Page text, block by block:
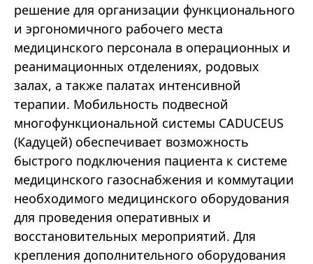
решение для организации функционального
и эргономичного рабочего места
медицинского персонала в операционных и
реанимационных отделениях, родовых
залах, а также палатах интенсивной
терапии. Мобильность подвесной
многофункциональной системы CADUCEUS
(Кадуцей) обеспечивает возможность
быстрого подключения пациента к системе
медицинского газоснабжения и коммутации
необходимого медицинского оборудования
для проведения оперативных и
восстановительных мероприятий. Для
крепления дополнительного оборудования